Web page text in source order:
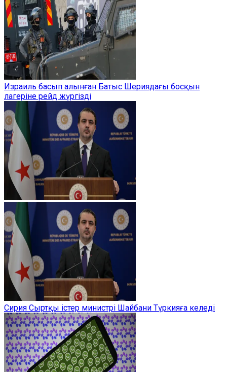
Израиль басып алынған Батыс Шериядағы босқын
лагеріне рейд жүргізді
Сирия Сыртқы істер министрі Шайбани Түркияға келеді